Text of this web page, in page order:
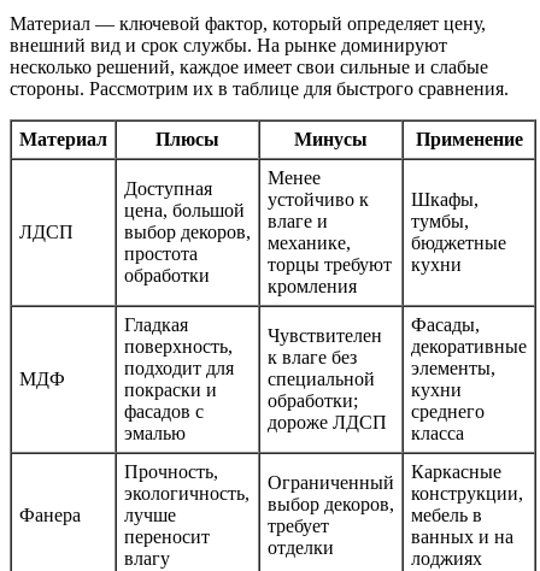
Материал — ключевой фактор, который определяет цену,
внешний вид и срок службы. На рынке доминируют
несколько решений, каждое имеет свои сильные и слабые
стороны. Рассмотрим их в таблице для быстрого сравнения.
Материал Плюсы Минусы Применение
ЛДСП
Доступная
цена, большой
выбор декоров,
простота
обработки
Менее
устойчиво к
влаге и
механике,
торцы требуют
кромления
Шкафы,
тумбы,
бюджетные
кухни
МДФ
Гладкая
поверхность,
подходит для
покраски и
фасадов с
эмалью
Чувствителен
к влаге без
специальной
обработки;
дороже ЛДСП
Фасады,
декоративные
элементы,
кухни
среднего
класса
Фанера
Прочность,
экологичность,
лучше
переносит
влагу
Ограниченный
выбор декоров,
требует
отделки
Каркасные
конструкции,
мебель в
ванных и на
лоджиях